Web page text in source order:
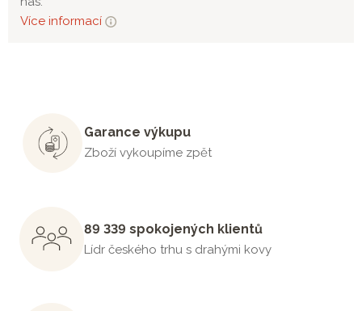
Více informací
Garance výkupu
Zboží vykoupíme zpět
89 339 spokojených klientů
Lídr českého trhu s drahými kovy